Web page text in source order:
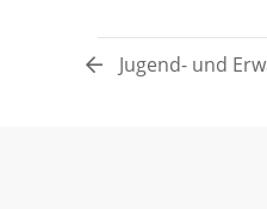
Jugend- und